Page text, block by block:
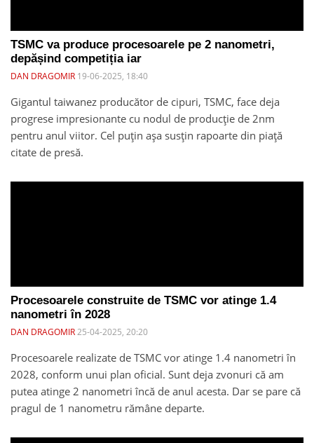
TSMC va produce procesoarele pe 2 nanometri,
depășind competiția iar
DAN DRAGOMIR 19-06-2025, 18:40
Gigantul taiwanez producător de cipuri, TSMC, face deja
progrese impresionante cu nodul de producție de 2nm
pentru anul viitor. Cel puțin așa susțin rapoarte din piață
citate de presă.
Procesoarele construite de TSMC vor atinge 1.4
nanometri în 2028
DAN DRAGOMIR25-04-2025, 20:20
Procesoarele realizate de TSMC vor atinge 1.4 nanometri în
2028, conform unui plan oficial. Sunt deja zvonuri că am
putea atinge 2 nanometri încă de anul acesta. Dar se pare că
pragul de 1 nanometru rămâne departe.